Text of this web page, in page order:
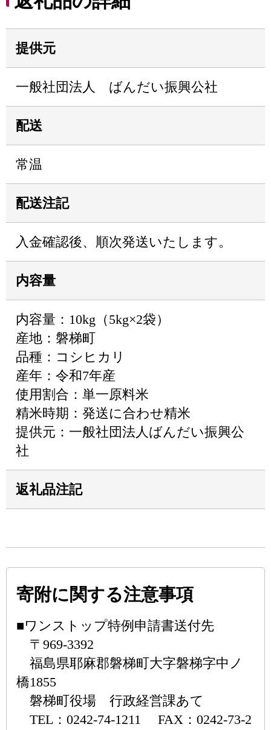
提供元
一般社団法人 ばんだい振興公社
配送
常温
配送注記
入金確認後、順次発送いたします。
内容量
内容量：10kg（5kg×2袋）
産地：磐梯町
品種：コシヒカリ
産年：令和7年産
使用割合：単一原料米
精米時期：発送に合わせ精米
提供元：一般社団法人ばんだい振興公
社
返礼品注記
寄附に関する注意事項
■ワンストップ特例申請書送付先
〒969-3392
福島県耶麻郡磐梯町大字磐梯字中ノ
橋1855
磐梯町役場 行政経営課あて
TEL：0242-74-1211 FAX：0242-73-2